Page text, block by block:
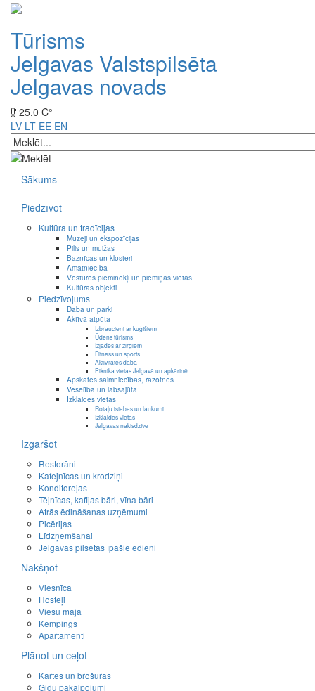
Tūrisms
Jelgavas Valstspilsēta
Jelgavas novads
25.0 C°
LV LT EE EN
Sākums
Piedzīvot
Kultūra un tradīcijas
Muzeji un ekspozīcijas
Pilis un muižas
Baznīcas un klosteri
Amatniecība
Vēstures pieminekļi un piemiņas vietas
Kultūras objekti
Piedzīvojums
Daba un parki
Aktīvā atpūta
Izbraucieni ar kuģīšiem
Ūdens tūrisms
Izjādes ar zirgiem
Fitness un sports
Aktivitātes dabā
Piknika vietas Jelgavā un apkārtnē
Apskates saimniecības, ražotnes
Veselība un labsajūta
Izklaides vietas
Rotaļu istabas un laukumi
Izklaides vietas
Jelgavas naktsdzīve
Izgaršot
Restorāni
Kafejnīcas un krodziņi
Konditorejas
Tējnīcas, kafijas bāri, vīna bāri
Ātrās ēdināšanas uzņēmumi
Picērijas
Līdzņemšanai
Jelgavas pilsētas īpašie ēdieni
Nakšņot
Viesnīca
Hosteļi
Viesu māja
Kempings
Apartamenti
Plānot un ceļot
Kartes un brošūras
Gidu pakalpojumi